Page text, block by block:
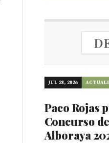
JUL 28, 2026
Paco Rojas
Concurso
Alboraya